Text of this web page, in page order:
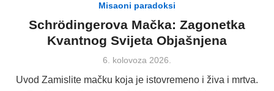
Misaoni paradoksi
Schrödingerova Mačka: Zagonetka
Kvantnog Svijeta Objašnjena
Posted
6. kolovoza 2026.
Uvod Zamislite mačku koja je istovremeno i živa i mrtva.